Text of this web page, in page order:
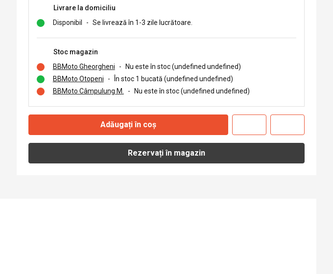
Livrare la domiciliu
Disponibil
- Se livrează în 1-3 zile lucrătoare.
Stoc magazin
BBMoto Gheorgheni
-
Nu este în stoc (undefined undefined)
BBMoto Otopeni
-
În stoc 1 bucată (undefined undefined)
BBMoto Câmpulung M.
- Nu este în stoc (undefined undefined)
Adăugați în coș
Rezervați în magazin